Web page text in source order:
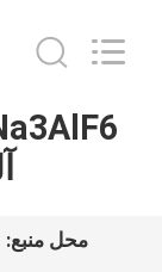
خونه
Imp.&Exp.Co.,Ltd.
محل منبع: